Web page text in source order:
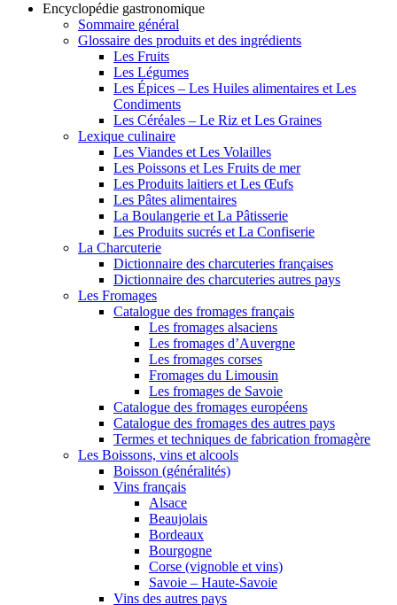
Encyclopédie gastronomique
Sommaire général
Glossaire des produits et des ingrédients
Les Fruits
Les Légumes
Les Épices – Les Huiles alimentaires et Les
Condiments
Les Céréales – Le Riz et Les Graines
Lexique culinaire
Les Viandes et Les Volailles
Les Poissons et Les Fruits de mer
Les Produits laitiers et Les Œufs
Les Pâtes alimentaires
La Boulangerie et La Pâtisserie
Les Produits sucrés et La Confiserie
La Charcuterie
Dictionnaire des charcuteries françaises
Dictionnaire des charcuteries autres pays
Les Fromages
Catalogue des fromages français
Les fromages alsaciens
Les fromages d’Auvergne
Les fromages corses
Fromages du Limousin
Les fromages de Savoie
Catalogue des fromages européens
Catalogue des fromages des autres pays
Termes et techniques de fabrication fromagère
Les Boissons, vins et alcools
Boisson (généralités)
Vins français
Alsace
Beaujolais
Bordeaux
Bourgogne
Corse (vignoble et vins)
Savoie – Haute-Savoie
Vins des autres pays